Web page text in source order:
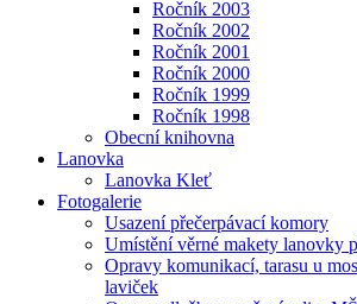
Ročník 2003
Ročník 2002
Ročník 2001
Ročník 2000
Ročník 1999
Ročník 1998
Obecní knihovna
Lanovka
Lanovka Kleť
Fotogalerie
Usazení přečerpávací komory
Umístění věrné makety lanovky
Opravy komunikací, tarasu u
laviček